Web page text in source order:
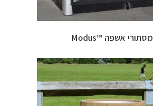
מסתורי אשפה ™Modus